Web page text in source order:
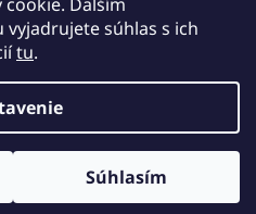
súhlas s ich
tu.
Súhlasím
Shoptet
práva vyhradené.